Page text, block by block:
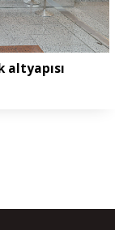
altyapısı